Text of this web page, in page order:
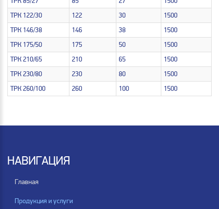
ТРК 122/30
122 30
1500
ТРК 146/38
146 38
1500
ТРК 175/50
175 50
1500
ТРК 210/65
210 65
1500
ТРК 230/80
230 80
1500
ТРК 260/100
260 100 1500
НАВИГАЦИЯ
Главная
Продукция и услуги